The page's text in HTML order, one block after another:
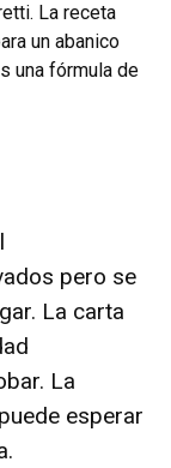
La receta
un abanico
una fórmula de
pero se
La carta
La
esperar